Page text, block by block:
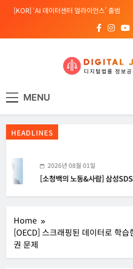
Skip[KOR] ‘AI 데이터센터 얼라이언스’ 출범
[EU] 틱톡의 아동 보호 미흡 관련 예비 조사결
[Russia] 텔레그램 설립자 파벨 두로프 기소
[KOR] ‘AI 데이터센터 얼라이언스’ 출범
[EU] 틱톡의 아동 보호 미흡 관련 예비 조사
MENU
HEADLINES
2026년 08월 01일
[소청백의 노동&사람] 삼성SDS 노
Home
[OECD] 스크래핑된 데이터로 학
권 문제